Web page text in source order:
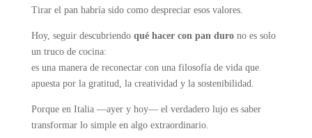
Tirar el pan habría sido como despreciar esos valores.
Hoy, seguir descubriendo qué hacer con pan durono es solo
un truco de cocina:
es una manera de reconectar con una filosofía de vida que
apuesta por la gratitud, la creatividad y la sostenibilidad.
Porque en Italia —ayer y hoy— el verdadero lujo es saber
transformar lo simple en algo extraordinario.